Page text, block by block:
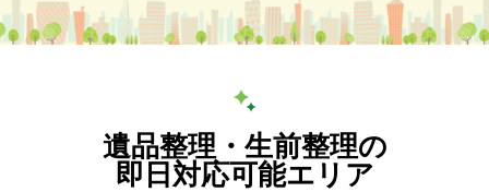
遺品整理・生前整理の
即日対応可能エリア